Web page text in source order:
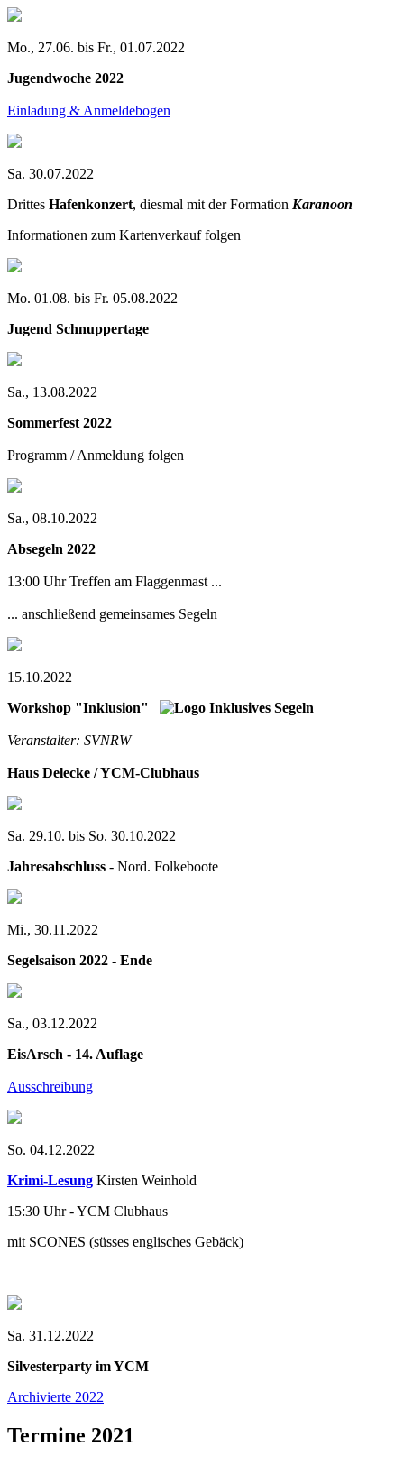
Mo., 27.06. bis Fr., 01.07.2022
Jugendwoche 2022
Einladung & Anmeldebogen
Sa. 30.07.2022
Drittes Hafenkonzert, diesmal mit der Formation Karanoon
Informationen zum Kartenverkauf folgen
Mo. 01.08. bis Fr. 05.08.2022
Jugend Schnuppertage
Sa., 13.08.2022
Sommerfest 2022
Programm / Anmeldung folgen
Sa., 08.10.2022
Absegeln 2022
13:00 Uhr Treffen am Flaggenmast ...
... anschließend gemeinsames Segeln
15.10.2022
Workshop "Inklusion"
Veranstalter: SVNRW
Haus Delecke / YCM-Clubhaus
Sa. 29.10. bis So. 30.10.2022
Jahresabschluss - Nord. Folkeboote
Mi., 30.11.2022
Segelsaison 2022 - Ende
Sa., 03.12.2022
EisArsch - 14. Auflage
Ausschreibung
So. 04.12.2022
Krimi-Lesung Kirsten Weinhold
15:30 Uhr - YCM Clubhaus
mit SCONES (süsses englisches Gebäck)
Sa. 31.12.2022
Silvesterparty im YCM
Archivierte 2022
Termine 2021